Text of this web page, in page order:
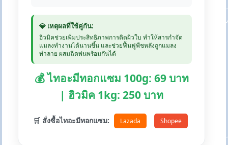
💎 เหตุผลที่ใช้คู่กัน:
ฮิวมิคช่วยเพิ่มประสิทธิภาพการติดผิวใบ ทำให้สารกำจัด
แมลงทำงานได้นานขึ้น และช่วยฟื้นฟูพืชหลังถูกแมลง
ทำลาย ผสมฉีดพ่นพร้อมกันได้
💰 ไทอะมีทอกแซม 100g: 69 บาท
| ฮิวมิค 1kg: 250 บาท
🛒 สั่งซื้อไทอะมีทอกแซม: Lazada Shopee